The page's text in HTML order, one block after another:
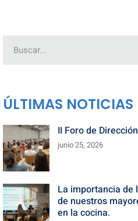
ÚLTIMAS NOTICIAS
II Foro de
junio 25, 2026
La importancia de
de nuestros
en la cocina.